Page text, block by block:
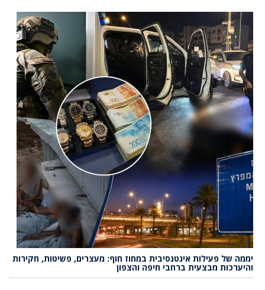
יממה של פעילות אינטנסיבית במחוז חוף: מעצרים, פשיטות, חקירות
והיערכות מבצעית ברחבי חיפה והצפון